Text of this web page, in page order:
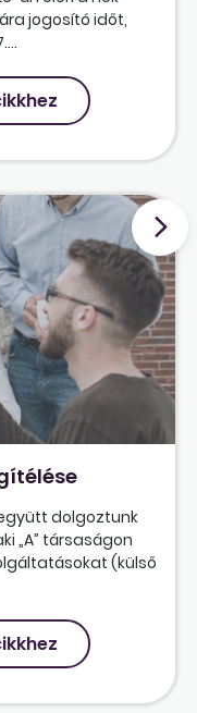
jogosító időt,
dolgoztunk
„A” társaságon
(külső